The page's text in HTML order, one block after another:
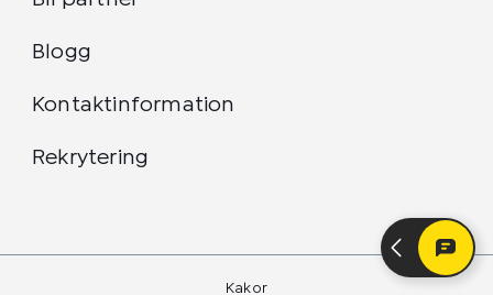
Blogg
Kontaktinformation
Rekrytering
Kakor